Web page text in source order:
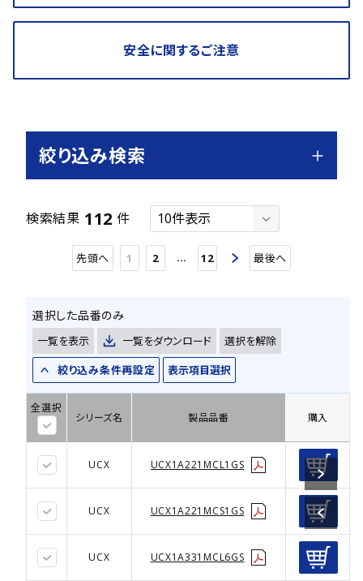
安全に関するご注意
絞り込み検索
検索結果 112 件
先頭へ 1 2 … 12 最後へ
選択した品番のみ
一覧を表示 一覧をダウンロード
選択を解除
絞り込み条件再設定
表示項目選択
全選択
シリーズ名 製品品番 購入
UCX UCX1A221MCL1GS
UCX UCX1A221MCS1GS
UCX UCX1A331MCL6GS